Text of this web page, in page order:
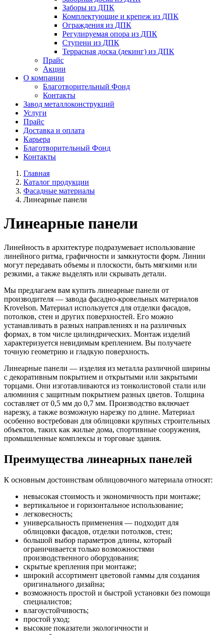
Заборы из ДПК
Комплектующие и крепеж из ДПК
Ограждения из ДПК
Регулируемая опора из ДПК
Ступени из ДПК
Террасная доска (декинг) из ДПК
Прайс
Акции
О компании
Благотворительный Фонд
Контакты
Завод металлоконструкций
Услуги
Прайс
Доставка и оплата
Карьера
Благотворительный Фонд
Контакты
Главная
Каталог продукции
Фасадные материалы
Линеарные панели
Линеарные панели
Линейность в архитектуре подразумевает использование
линейного ритма, графичности и замкнутости форм. Линии
могут передавать объемы и плоскости, быть мягкими или
резкими, а также выделять или скрывать детали.
Мы предлагаем вам купить линеарные панели от
производителя — завода фасадно-кровельных материалов
Krovelson. Материал используется для отделки фасадов,
потолков, стен и других поверхностей. Его можно
устанавливать в разных направлениях и на различных
формах, в том числе цилиндрических. Монтаж изделий
характеризуется невидимым креплением. Вы получаете
точную геометрию и гладкую поверхность.
Линеарные панели — изделия из металла различной ширины
с декоративным покрытием и открытыми или закрытыми
торцами. Они изготавливаются из тонколистовой стали или
алюминия с защитным покрытием разных цветов. Толщина
составляет от 0,5 мм до 0,7 мм. Производство включает
нарезку, а также возможную нарезку по длине. Материал
особенно востребован для облицовки крупных строительных
объектов, таких как жилые дома, спортивные сооружения,
промышленные комплексы и торговые здания.
Преимущества линеарных панелей
К основным достоинствам облицовочного материала относят:
невысокая стоимость и экономичность при монтаже;
вертикальное и горизонтальное использование;
легковесность;
универсальность применения — подходит для
облицовки фасадов, отделки потолков, стен;
большой выбор параметров длины, который
ограничивается только возможностями
производственного оборудования;
скрытые крепления при монтаже;
широкий ассортимент цветовой гаммы для создания
оригинального дизайна;
возможность простой и быстрой установки без помощи
специалистов;
влагоустойчивость;
простой уход;
высокие показатели экологичности и